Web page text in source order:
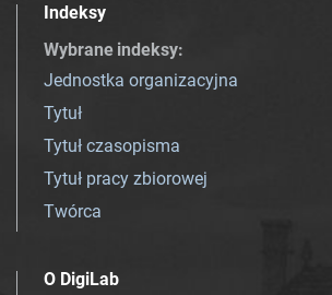
Indeksy
Wybrane indeksy:
Jednostka organizacyjna
Tytuł
Tytuł czasopisma
Tytuł pracy zbiorowej
Twórca
O DigiLab